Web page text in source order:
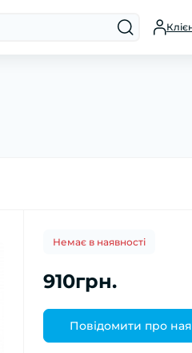
Немає в наявності
910грн.
Повідомити про